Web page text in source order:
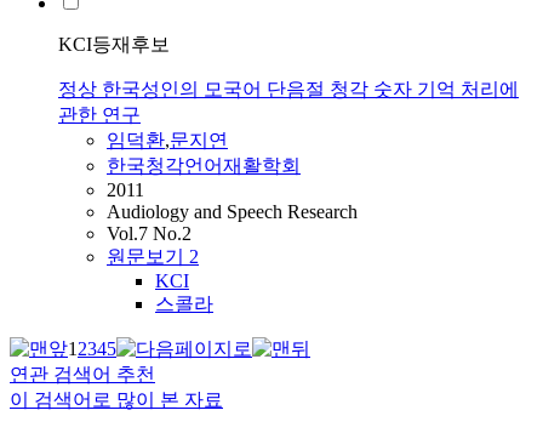
KCI등재후보
정상 한국성인의 모국어 단음절 청각 숫자 기억 처리에
관한 연구
임덕환,문지연
한국청각언어재활학회
2011
Audiology and Speech Research
Vol.7 No.2
원문보기 2
KCI
스콜라
12345
연관 검색어 추천
이 검색어로 많이 본 자료